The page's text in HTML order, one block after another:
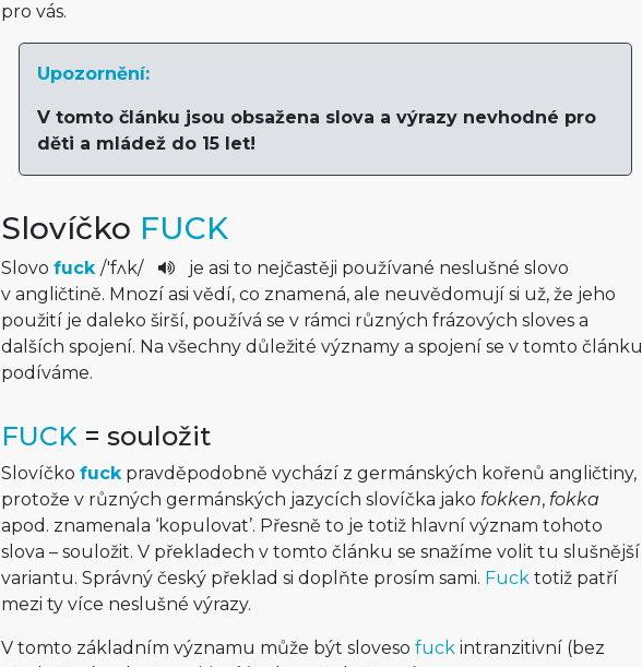
pro vás.
Upozornění:
V tomto článku jsou obsažena slova a výrazy nevhodné pro
děti a mládež do 15 let!
Slovíčko FUCK
Slovo fuck /'fʌk/
je asi to nejčastěji používané neslušné slovo
v angličtině. Mnozí asi vědí, co znamená, ale neuvědomují si už, že jeho
použití je daleko širší, používá se v rámci různých frázových sloves a
dalších spojení. Na všechny důležité významy a spojení se v tomto článku
podíváme.
FUCK= souložit
Slovíčko fuckpravděpodobně vychází z germánských kořenů angličtiny,
protože v různých germánských jazycích slovíčka jako fokken, fokka
apod. znamenala ‘kopulovat’. Přesně to je totiž hlavní význam tohoto
slova – souložit. V překladech v tomto článku se snažíme volit tu slušnější
variantu. Správný český překlad si doplňte prosím sami. Fucktotiž patří
mezi ty více neslušné výrazy.
V tomto základním významu může být sloveso fuckintranzitivní (bez